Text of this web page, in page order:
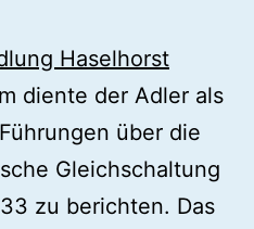
Haselhorst
diente der Adler als
über die
Gleichschaltung
zu berichten. Das